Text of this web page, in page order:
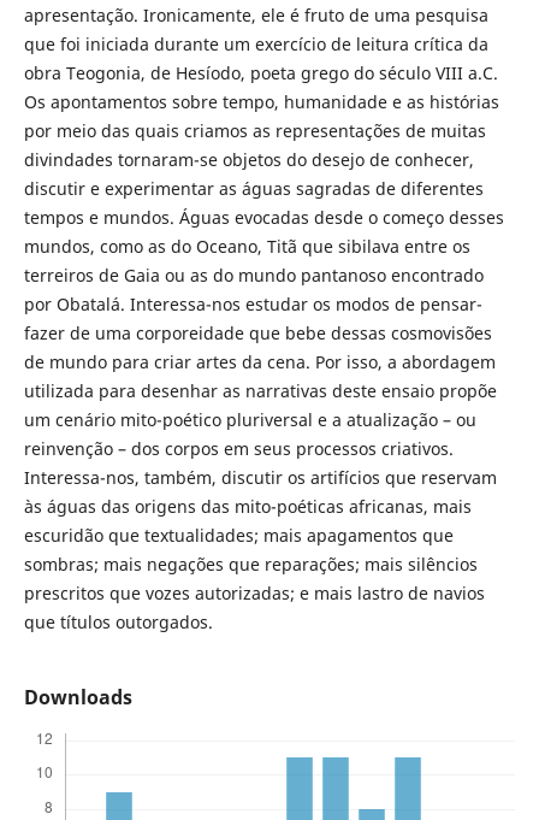
apresentação. Ironicamente, ele é fruto de uma pesquisa
que foi iniciada durante um exercício de leitura crítica da
obra Teogonia, de Hesíodo, poeta grego do século VIII a.C.
Os apontamentos sobre tempo, humanidade e as histórias
por meio das quais criamos as representações de muitas
divindades tornaram-se objetos do desejo de conhecer,
discutir e experimentar as águas sagradas de diferentes
tempos e mundos. Águas evocadas desde o começo desses
mundos, como as do Oceano, Titã que sibilava entre os
terreiros de Gaia ou as do mundo pantanoso encontrado
por Obatalá. Interessa-nos estudar os modos de pensar-
fazer de uma corporeidade que bebe dessas cosmovisões
de mundo para criar artes da cena. Por isso, a abordagem
utilizada para desenhar as narrativas deste ensaio propõe
um cenário mito-poético pluriversal e a atualização – ou
reinvenção – dos corpos em seus processos criativos.
Interessa-nos, também, discutir os artifícios que reservam
às águas das origens das mito-poéticas africanas, mais
escuridão que textualidades; mais apagamentos que
sombras; mais negações que reparações; mais silêncios
prescritos que vozes autorizadas; e mais lastro de navios
que títulos outorgados.
Downloads